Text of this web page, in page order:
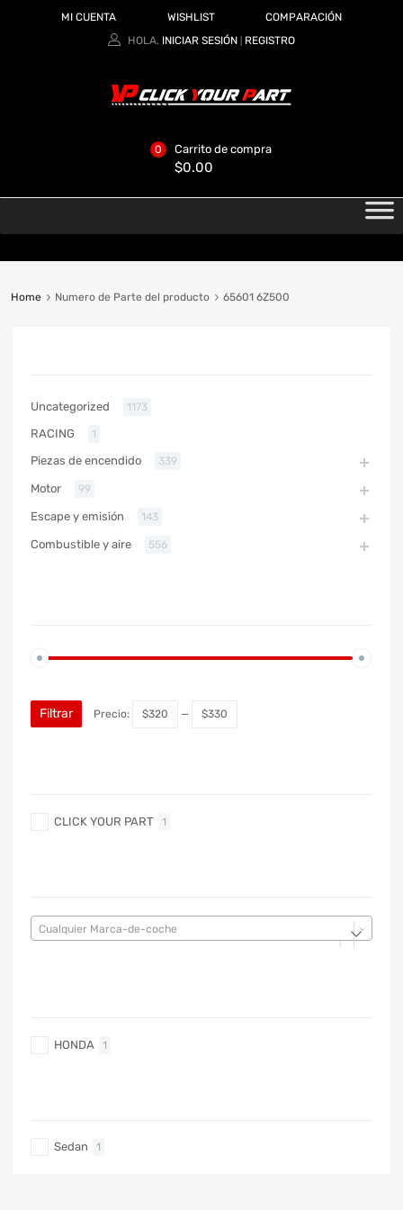
MI CUENTA WISHLIST
COMPARACIÓN
HOLA. INICIAR SESIÓN REGISTRO
Carrito de compra
$0.00
0
Home Numero de Parte del producto 65601 6Z500
Uncategorized 1173
RACING 1
Piezas de encendido 339
Motor 99
Escape y emisión 143
Combustible y aire 556
Filtrar Precio: $320 — $330
CLICK YOUR PART 1
Cualquier Marca-de-coche
HONDA 1
Sedan 1